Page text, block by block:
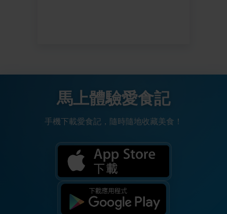
馬上體驗愛食記
手機下載愛食記，隨時隨地收藏美食！